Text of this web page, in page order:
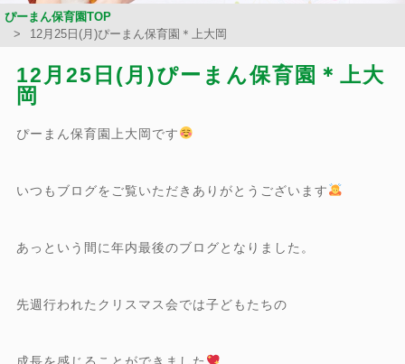
ぴーまん保育園TOP
12月25日(月)ぴーまん保育園＊上大岡
12月25日(月)ぴーまん保育園＊上大
岡
ぴーまん保育園上大岡です
いつもブログをご覧いただきありがとうございます
あっという間に年内最後のブログとなりました。
先週行われたクリスマス会では子どもたちの